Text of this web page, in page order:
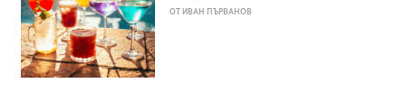
ОТ ИВАН ПЪРВАНОВ